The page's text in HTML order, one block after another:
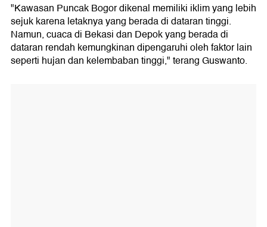
"Kawasan Puncak Bogor dikenal memiliki iklim yang lebih
sejuk karena letaknya yang berada di dataran tinggi.
Namun, cuaca di Bekasi dan Depok yang berada di
dataran rendah kemungkinan dipengaruhi oleh faktor lain
seperti hujan dan kelembaban tinggi," terang Guswanto.